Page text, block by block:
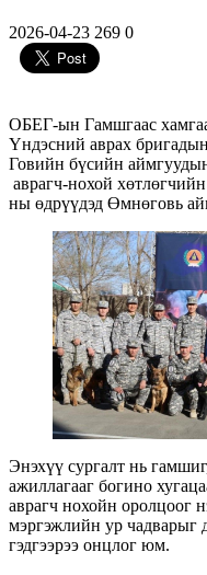
2026-04-23 269 0
ОБЕГ-ын Гамшгаас
Үндэсний аврах
Говийн бүсийн
аврагч-нохой
ны өдрүүдэд Өмнөговь
Энэхүү сургалт нь
ажиллагааг богино
аврагч нохойн оролцоог
мэргэжлийн ур чадварыг
гэдгээрээ онцлог юм.